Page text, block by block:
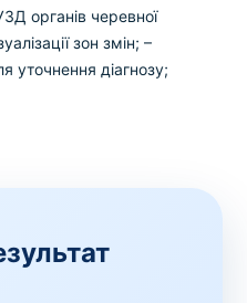
органів черевної
зон змін; –
уточнення діагнозу;